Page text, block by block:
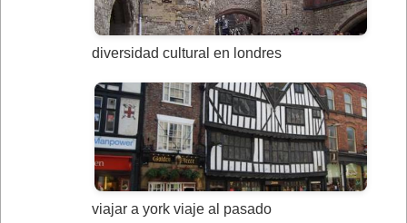
diversidad cultural en londres
viajar a york viaje al pasado